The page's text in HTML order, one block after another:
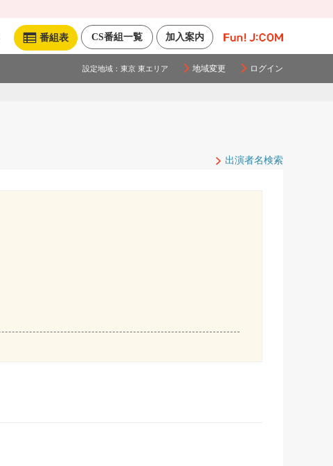
加入案内
CS番組一覧
番組表
設定地域： 東京 東エリア 地域変更 ログイン
出演者名検索